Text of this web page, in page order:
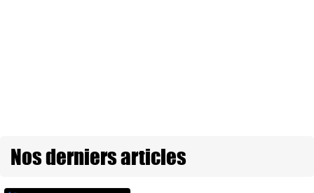
Nos derniers articles